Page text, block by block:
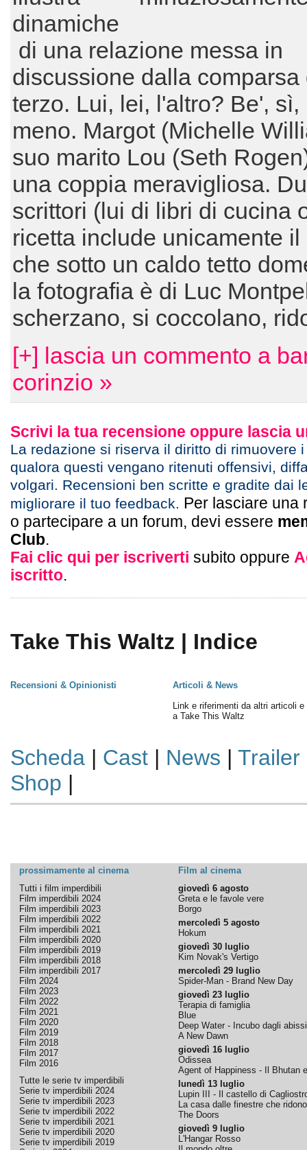
dinamiche
di una relazione messa in
discussione dalla comparsa
terzo. Lui, lei, l'altro? Be', sì,
meno. Margot (Michelle
suo marito Lou (Seth
una coppia meravigliosa.
scrittori (lui di libri di cucina
ricetta include unicamente il
che sotto un caldo tetto
la fotografia è di Luc
scherzano, si coccolano,
[+] lascia un commento a
corinzio »
Scrivi la tua recensione oppure lascia
La redazione si riserva il diritto di rimuovere
qualora questi vengano ritenuti offensivi,
volgari. Recensioni ben scritte e gradite dai
migliorare il tuo feedback. Per lasciare una
o partecipare a un forum, devi essere
Club.
Fai clic qui per iscriverti subito oppure
iscritto.
Take This Waltz | Indice
Recensioni & Opinionisti
Articoli & News
Link e riferimenti da altri articoli e
a Take This Waltz
Scheda| Cast| News | Trailer
Shop |
prossimamente al cinema
Film al cinema
Tutti i film imperdibili
Film imperdibili 2024
Film imperdibili 2023
Film imperdibili 2022
Film imperdibili 2021
Film imperdibili 2020
Film imperdibili 2019
Film imperdibili 2018
Film imperdibili 2017
Film 2024
Film 2023
Film 2022
Film 2021
Film 2020
Film 2019
Film 2018
Film 2017
Film 2016
Tutte le serie tv imperdibili
Serie tv imperdibili 2024
Serie tv imperdibili 2023
Serie tv imperdibili 2022
Serie tv imperdibili 2021
Serie tv imperdibili 2020
Serie tv imperdibili 2019
giovedì 6 agosto
Greta e le favole vere
Borgo
mercoledì 5 agosto
Hokum
giovedì 30 luglio
Kim Novak's Vertigo
mercoledì 29 luglio
Spider-Man - Brand New Day
giovedì 23 luglio
Terapia di famiglia
Blue
Deep Water - Incubo dagli abissi
A New Dawn
giovedì 16 luglio
Odissea
Agent of Happiness - Il Bhutan
lunedì 13 luglio
Lupin III - Il castello di
La casa dalle finestre che ridono
The Doors
giovedì 9 luglio
L'Hangar Rosso